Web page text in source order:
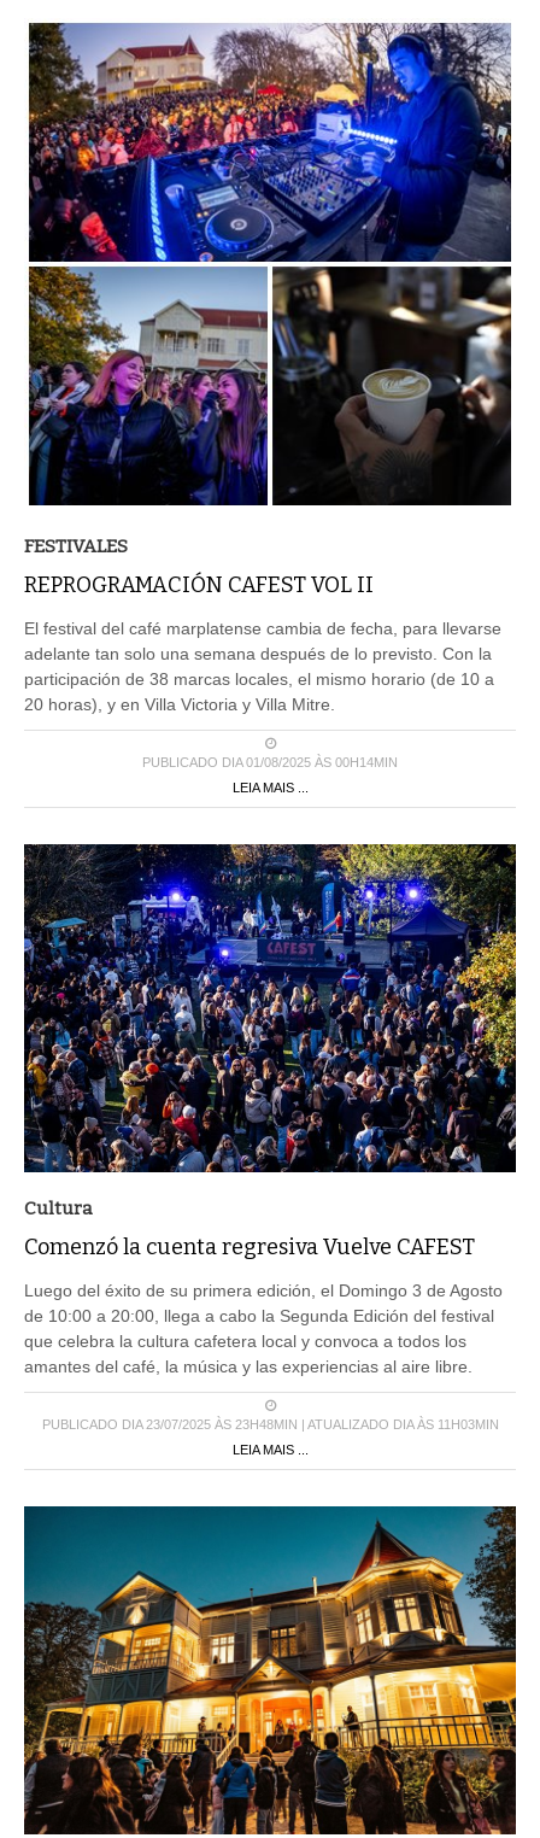
FESTIVALES
REPROGRAMACIÓN CAFEST VOL II
El festival del café marplatense cambia de fecha, para llevarse
adelante tan solo una semana después de lo previsto. Con la
participación de 38 marcas locales, el mismo horario (de 10 a
20 horas), y en Villa Victoria y Villa Mitre.
PUBLICADO DIA 01/08/2025 ÀS 00H14MIN
LEIA MAIS ...
Cultura
Comenzó la cuenta regresiva Vuelve CAFEST
Luego del éxito de su primera edición, el Domingo 3 de Agosto
de 10:00 a 20:00, llega a cabo la Segunda Edición del festival
que celebra la cultura cafetera local y convoca a todos los
amantes del café, la música y las experiencias al aire libre.
PUBLICADO DIA 23/07/2025 ÀS 23H48MIN | ATUALIZADO DIA ÀS 11H03MIN
LEIA MAIS ...